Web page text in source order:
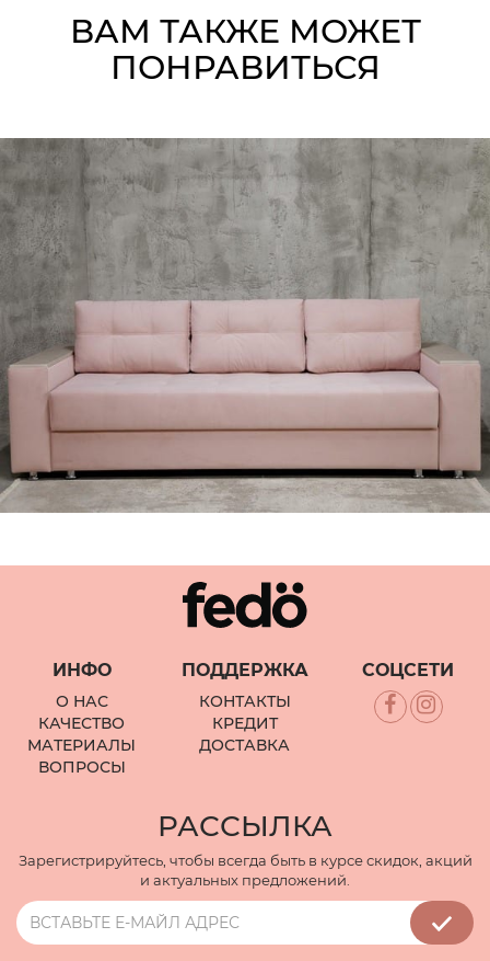
ВАМ ТАКЖЕ МОЖЕТ
ПОНРАВИТЬСЯ
ИНФО
О НАС
КАЧЕСТВО
МАТЕРИАЛЫ
ВОПРОСЫ
ПОДДЕРЖКА
КОНТАКТЫ
КРЕДИТ
ДОСТАВКА
СОЦСЕТИ
РАССЫЛКА
Зарегистрируйтесь, чтобы всегда быть в курсе скидок, акций
и актуальных предложений.